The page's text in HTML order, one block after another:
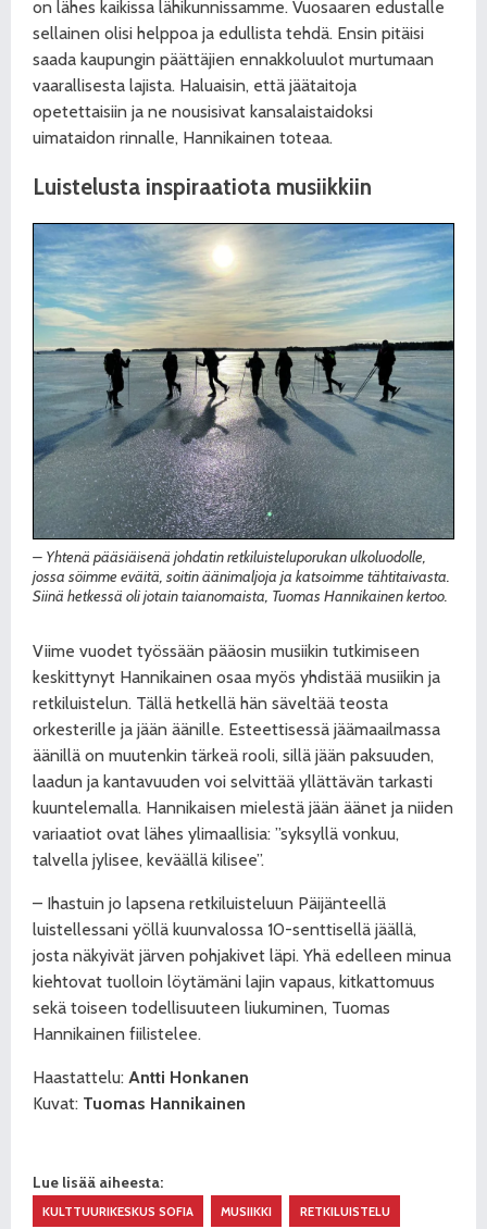
on lähes kaikissa lähikunnissamme. Vuosaaren edustalle
sellainen olisi helppoa ja edullista tehdä. Ensin pitäisi
saada kaupungin päättäjien ennakkoluulot murtumaan
vaarallisesta lajista. Haluaisin, että jäätaitoja
opetettaisiin ja ne nousisivat kansalaistaidoksi
uimataidon rinnalle, Hannikainen toteaa.
Luistelusta inspiraatiota musiikkiin
– Yhtenä pääsiäisenä johdatin retkiluisteluporukan ulkoluodolle,
jossa söimme eväitä, soitin äänimaljoja ja katsoimme tähtitaivasta.
Siinä hetkessä oli jotain taianomaista, Tuomas Hannikainen kertoo.
Viime vuodet työssään pääosin musiikin tutkimiseen
keskittynyt Hannikainen osaa myös yhdistää musiikin ja
retkiluistelun. Tällä hetkellä hän säveltää teosta
orkesterille ja jään äänille. Esteettisessä jäämaailmassa
äänillä on muutenkin tärkeä rooli, sillä jään paksuuden,
laadun ja kantavuuden voi selvittää yllättävän tarkasti
kuuntelemalla. Hannikaisen mielestä jään äänet ja niiden
variaatiot ovat lähes ylimaallisia: ”syksyllä vonkuu,
talvella jylisee, keväällä kilisee”.
– Ihastuin jo lapsena retkiluisteluun Päijänteellä
luistellessani yöllä kuunvalossa 10-senttisellä jäällä,
josta näkyivät järven pohjakivet läpi. Yhä edelleen minua
kiehtovat tuolloin löytämäni lajin vapaus, kitkattomuus
sekä toiseen todellisuuteen liukuminen, Tuomas
Hannikainen fiilistelee.
Haastattelu: Antti Honkanen
Kuvat: Tuomas Hannikainen
Lue lisää aiheesta:
KULTTUURIKESKUS SOFIA MUSIIKKI RETKILUISTELU